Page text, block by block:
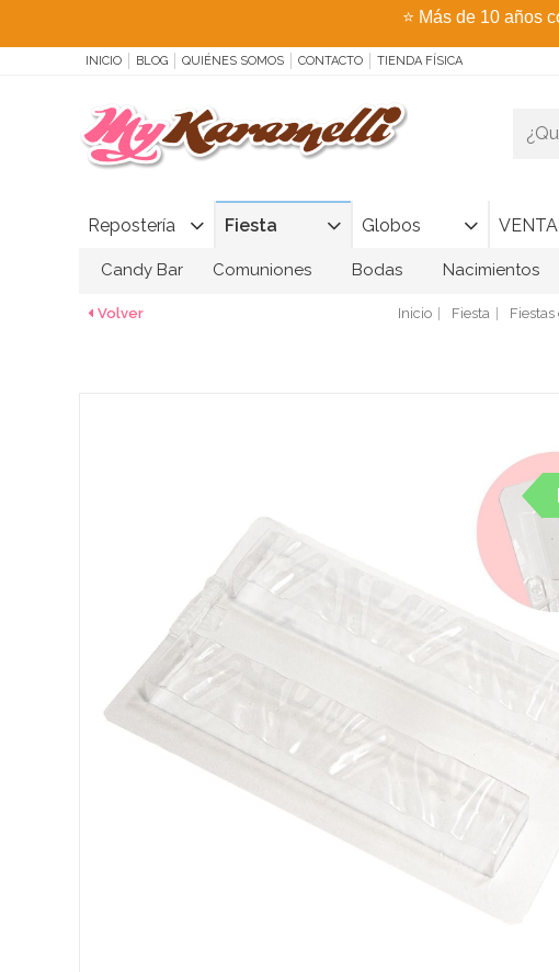
⭐ Más de 10 años
INICIO BLOG QUIÉNES SOMOS CONTACTO TIENDA FÍSICA
Repostería Fiesta Globos
Candy Bar Comuniones Bodas Nacimientos
Volver Inicio Fiesta